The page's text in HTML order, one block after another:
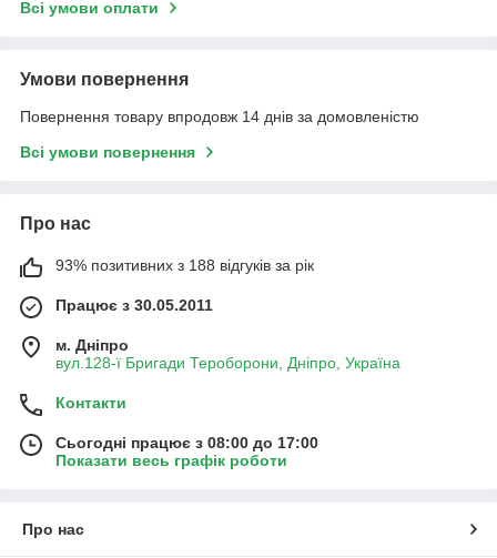
Всі умови оплати
Умови повернення
Повернення товару впродовж 14 днів за домовленістю
Всі умови повернення
Про нас
93% позитивних з 188 відгуків за рік
Працює з 30.05.2011
м. Дніпро
вул.128-ї Бригади Тероборони, Дніпро, Україна
Контакти
Сьогодні працює з 08:00 до 17:00
Показати весь графік роботи
Про нас